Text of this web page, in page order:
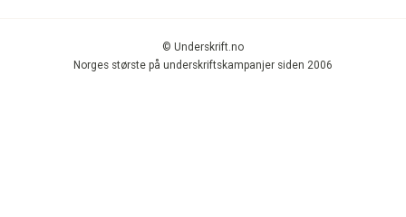
© Underskrift.no
Norges største på underskriftskampanjer siden 2006